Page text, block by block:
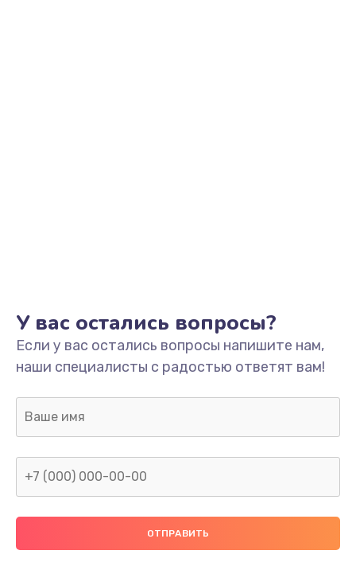
от 400 руб.
Заказать
Замена клавиатуры
Замена видеокарты
Заказать
У вас остались вопросы?
Если у вас остались вопросы напишите нам,
наши специалисты с радостью ответят вам!